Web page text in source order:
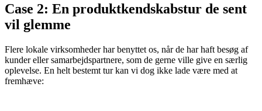
Case 2: En produktkendskabstur de sent
vil glemme
Flere lokale virksomheder har benyttet os, når de har haft besøg af
kunder eller samarbejdspartnere, som de gerne ville give en særlig
oplevelse. En helt bestemt tur kan vi dog ikke lade være med at
fremhæve: